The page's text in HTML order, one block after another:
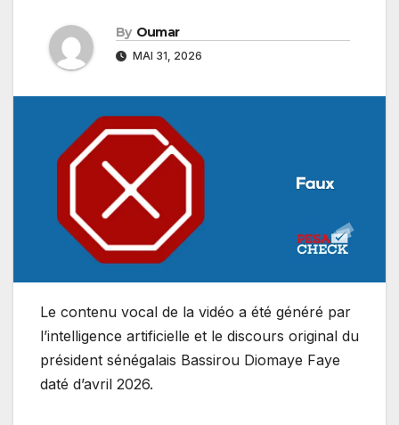
By Oumar
MAI 31, 2026
Le contenu vocal de la vidéo a été généré par
l’intelligence artificielle et le discours original du
président sénégalais Bassirou Diomaye Faye
daté d’avril 2026.